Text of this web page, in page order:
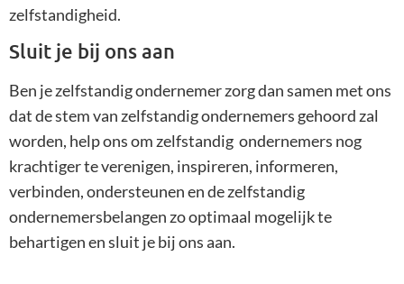
zelfstandigheid.
Sluit je bij ons aan
Ben je zelfstandig ondernemer zorg dan samen met ons
dat de stem van zelfstandig ondernemers gehoord zal
worden, help ons om zelfstandig ondernemers nog
krachtiger te verenigen, inspireren, informeren,
verbinden, ondersteunen en de zelfstandig
ondernemersbelangen zo optimaal mogelijk te
behartigen en sluit je bij ons aan.